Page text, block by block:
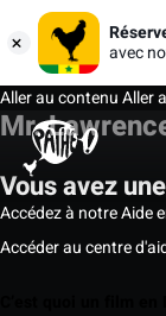
avec
Aller au contenuAller
Mr.
Vous avez
Accédez à notre Aide
Accéder au centre